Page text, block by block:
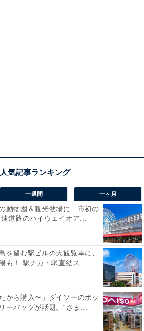
一週間 一ヶ月
動物園＆観光牧場に、市初の
道路のハイウェイオア...
を望む駅ビルの大観覧車に、
も！ 駅ナカ・駅直結ス...
から購入〜」ダイソーのポッ
ーバッグが話題。“さま...